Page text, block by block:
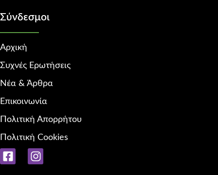
Σύνδεσμοι
Αρχική
Συχνές Ερωτήσεις
Νέα & Άρθρα
Επικοινωνία
Πολιτική Απορρήτου
Πολιτική Cookies